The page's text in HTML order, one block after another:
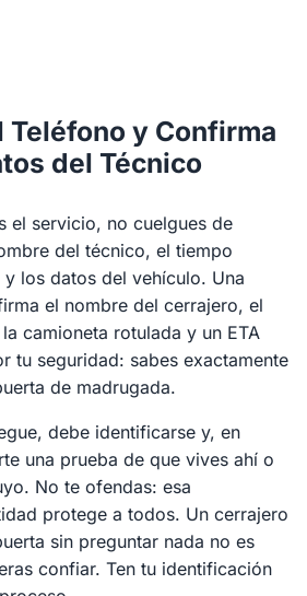
Teléfono y Confirma
del Técnico
el servicio, no cuelgues de
del técnico, el tiempo
los datos del vehículo. Una
el nombre del cerrajero, el
camioneta rotulada y un ETA
tu seguridad: sabes exactamente
de madrugada.
debe identificarse y, en
una prueba de que vives ahí o
No te ofendas: esa
protege a todos. Un cerrajero
sin preguntar nada no es
confiar. Ten tu identificación